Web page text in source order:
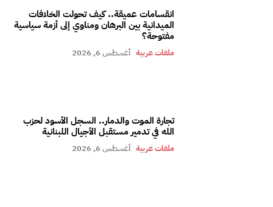
انقسامات عميقة.. كيف تحولت الخلافات
الميدانية بين البرهان ومناوي إلى أزمة سياسية
مفتوحة؟
ملفات عربية أغسطس 6, 2026
تجارة الموت والدمار.. السجل الأسود لحزب
الله في تدمير مستقبل الأجيال اللبنانية
ملفات عربية أغسطس 6, 2026